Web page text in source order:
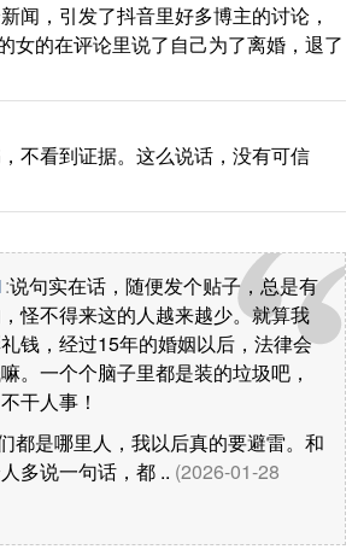
闻，引发了抖音里好多博主的讨论，
女的在评论里说了自己为了离婚，退了
不看到证据。这么说话，没有可信
:说句实在话，随便发个贴子，总是有
怪不得来这的人越来越少。就算我
钱，经过15年的婚姻以后，法律会
。一个个脑子里都是装的垃圾吧，
干人事！
都是哪里人，我以后真的要避雷。和
多说一句话，都 .. (2026-01-28